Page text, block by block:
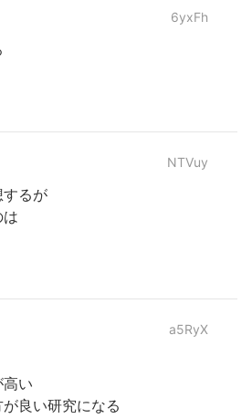
6yxFh
NTVuy
るが
a5RyX
い
良い研究になる